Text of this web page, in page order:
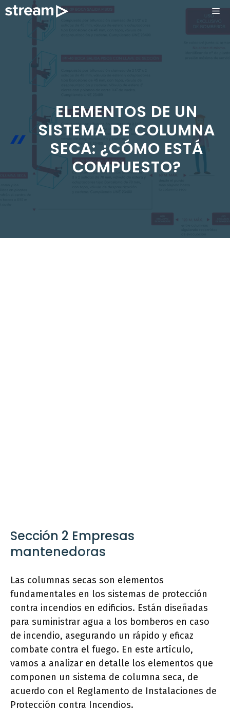
Saltar
ELEMENTOS DE UN
SISTEMA DE COLUMNA
SECA: ¿CÓMO ESTÁ
COMPUESTO?
Sección 2 Empresas
mantenedoras
Las columnas secas son elementos
fundamentales en los sistemas de protección
contra incendios en edificios. Están diseñadas
para suministrar agua a los bomberos en caso
de incendio, asegurando un rápido y eficaz
combate contra el fuego. En este artículo,
vamos a analizar en detalle los elementos que
componen un sistema de columna seca, de
acuerdo con el Reglamento de Instalaciones de
Protección contra Incendios.